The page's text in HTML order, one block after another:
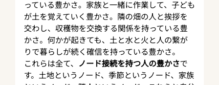
っている豊かさ。家族と一緒に作業して、子ども
が土を覚えていく豊かさ。隣の畑の人と挨拶を
交わし、収穫物を交換する関係を持っている豊
かさ。何かが起きても、土と水と火と人の繋が
りで暮らしが続く確信を持っている豊かさ。
これらは全て、 ノード接続を持つ人の豊かさで
す。土地というノード、季節というノード、家族